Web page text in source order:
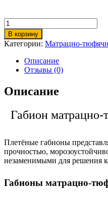
Количество
товара
Матрацно-
тюфячный
габион
РЕНО
5х2х0,17-
С60-
3,7-
В корзину
Категории: Матрацно-
Описание
Отзывы (0)
Описание
Габион
Плетёные габионы
прочностью,
незаменимыми для решения
Габионы матрацно-